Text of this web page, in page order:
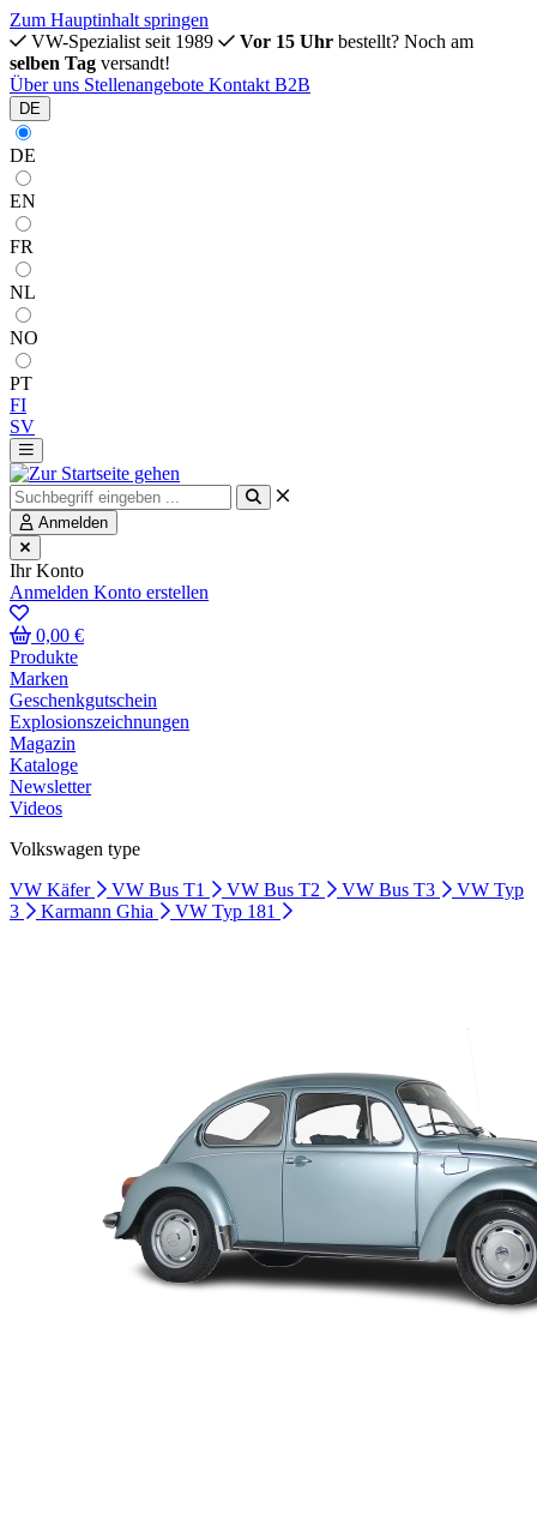
Zum Hauptinhalt springen
VW-Spezialist seit 1989
Vor 15 Uhr bestellt? Noch am
selben Tag versandt!
Über uns Stellenangebote Kontakt B2B
DE
DE
EN
FR
NL
NO
PT
FI
SV
Anmelden
Ihr Konto
Anmelden Konto erstellen
0,00 €
Produkte
Marken
Geschenkgutschein
Explosionszeichnungen
Magazin
Kataloge
Newsletter
Videos
Volkswagen type
VW Käfer
VW Bus T1 VW Bus T2 VW Bus T3
VW Typ
3
Karmann Ghia VW Typ 181